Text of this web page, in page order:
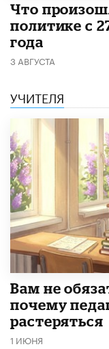
​Что
политике с
года
3 АВГУСТА
УЧИТЕЛЯ
​Вам не
почему
растеряться
1 ИЮНЯ